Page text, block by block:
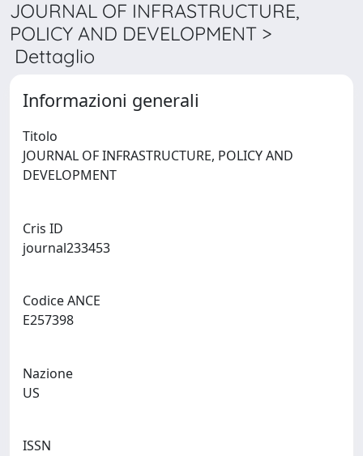
JOURNAL OF INFRASTRUCTURE,
POLICY AND DEVELOPMENT >
Dettaglio
Informazioni generali
Titolo
JOURNAL OF INFRASTRUCTURE, POLICY AND
Cris ID
Codice ANCE
Nazione
ISSN